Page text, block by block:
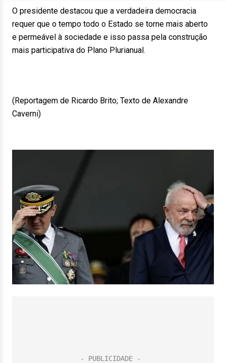
O presidente destacou que a verdadeira democracia
requer que o tempo todo o Estado se torne mais aberto
e permeável à sociedade e isso passa pela construção
mais participativa do Plano Plurianual.
(Reportagem de Ricardo Brito; Texto de Alexandre
Caverni)